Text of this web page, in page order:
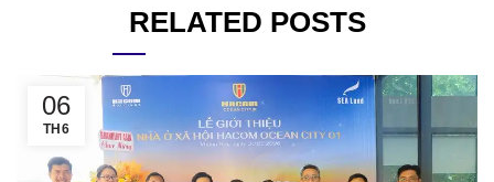
RELATED POSTS
06
TH6